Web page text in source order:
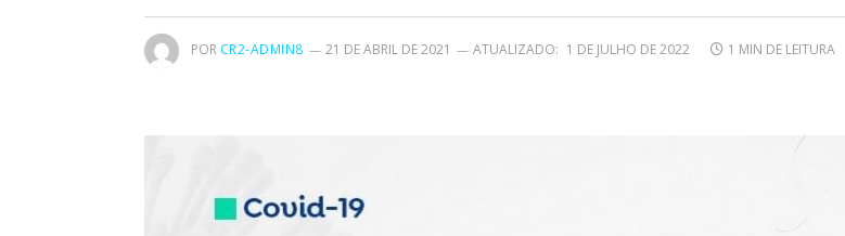
POR CR2-ADMIN8 21 DE ABRIL DE 2021 ATUALIZADO: 1 DE JULHO DE 2022 1 MIN DE LEITURA